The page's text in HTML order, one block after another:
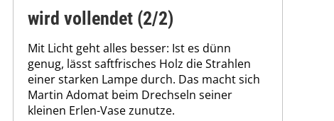
wird vollendet (2/2)
Mit Licht geht alles besser: Ist es dünn
genug, lässt saftfrisches Holz die Strahlen
einer starken Lampe durch. Das macht sich
Martin Adomat beim Drechseln seiner
kleinen Erlen-Vase zunutze.